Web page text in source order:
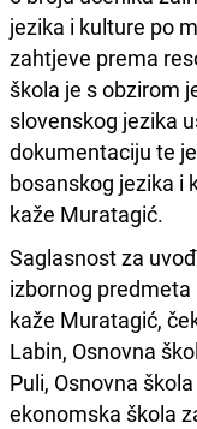
jezika i kulture po
zahtjeve prema
škola je s obzirom
slovenskog jezika
dokumentaciju te
bosanskog jezika i
kaže Muratagić.
Saglasnost za
izbornog predmeta
kaže Muratagić,
Labin, Osnovna
Puli, Osnovna
ekonomska škola